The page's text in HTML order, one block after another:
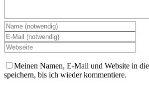
Meinen Namen, E-Mail und Website in
speichern, bis ich wieder kommentiere.